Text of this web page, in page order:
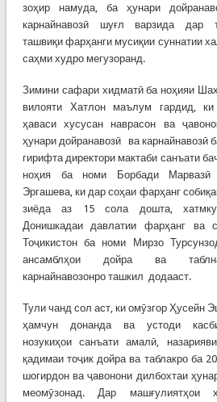
зоҳир намуда, ба ҳунари
карнайнавозӣ шуғл варзида дар
ташвиқи фарҳанги мусиқии суннатии
саҳми худро мегузоранд.
Зимини сафари хидматӣ ба ноҳияи
вилояти Хатлон маълум гардид,
ҳаваси хусусан наврасон ва
ҳунари дойранавозӣ ва карнайнавозӣ
гирифта директори мактаби санъати
ноҳия ба номи Борбади Марвазӣ
Эргашева, ки дар соҳаи фарҳанг
зиёда аз 15 сола дошта,
Донишкадаи давлатии фарҳанг ва
Тоҷикистон ба номи Мирзо
ансамблҳои дойра ва
карнайнавозонро ташкил додааст.
Тули чанд сол аст, ки омӯзгор Ҳусейн
ҳамчун донанда ва устоди
нозукиҳои санъати амалӣ,
қадимаи тоҷик дойра ва таблакро ба
шогирдон ва ҷавонони дилбохтаи
меомӯзонад. Дар машғулиятҳои